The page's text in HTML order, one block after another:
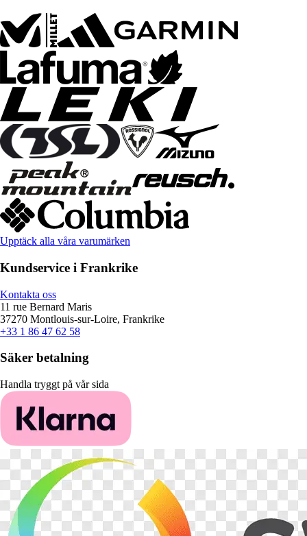
Upptäck alla våra varumärken
Kundservice i Frankrike
Kontakta oss
11 rue Bernard Maris
37270 Montlouis-sur-Loire, Frankrike
+33 1 86 47 62 58
Säker betalning
Handla tryggt på vår sida